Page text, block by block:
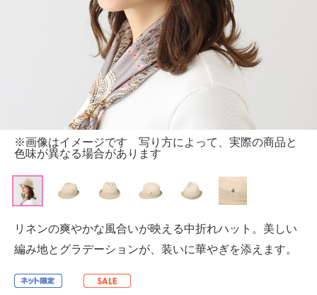
※画像はイメージです 写り方によって、実際の商品と
色味が異なる場合があります
リネンの爽やかな風合いが映える中折れハット。美しい
編み地とグラデーションが、装いに華やぎを添えます。